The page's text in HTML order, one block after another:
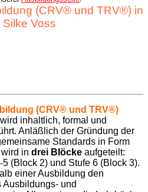
(CRV® und TRV®) in
Voss
(CRV® und TRV®)
wird inhaltlich, formal und
Anläßlich der Gründung der
Standards in Form
in drei Blöcke aufgeteilt:
(Block 2) und Stufe 6 (Block 3).
einer Ausbildung den
und